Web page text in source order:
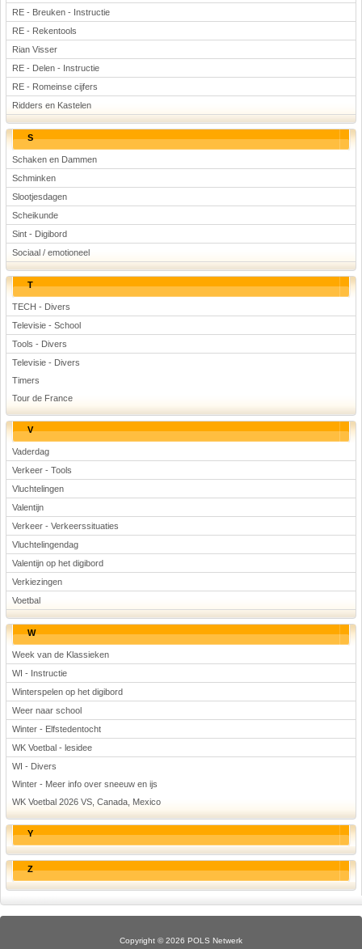
RE - Breuken - Instructie
RE - Rekentools
Rian Visser
RE - Delen - Instructie
RE - Romeinse cijfers
Ridders en Kastelen
S
Schaken en Dammen
Schminken
Slootjesdagen
Scheikunde
Sint - Digibord
Sociaal / emotioneel
T
TECH - Divers
Televisie - School
Tools - Divers
Televisie - Divers
Timers
Tour de France
V
Vaderdag
Verkeer - Tools
Vluchtelingen
Valentijn
Verkeer - Verkeerssituaties
Vluchtelingendag
Valentijn op het digibord
Verkiezingen
Voetbal
W
Week van de Klassieken
WI - Instructie
Winterspelen op het digibord
Weer naar school
Winter - Elfstedentocht
WK Voetbal - lesidee
WI - Divers
Winter - Meer info over sneeuw en ijs
WK Voetbal 2026 VS, Canada, Mexico
Y
Z
Copyright © 2026 POLS Netwerk